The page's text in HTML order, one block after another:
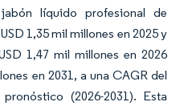
líquido profesional de
1,35 mil millones en 2025 y
1,47 mil millones en 2026
en 2031, a una CAGR del
(2026-2031). Esta